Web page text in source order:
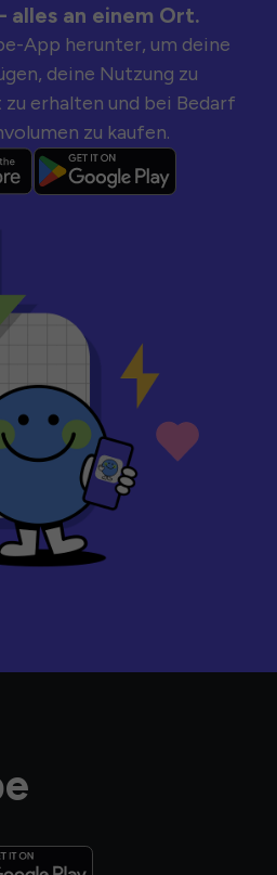
alles an einem Ort.
App herunter, um deine
deine Nutzung zu
erhalten und bei Bedarf
zu kaufen.